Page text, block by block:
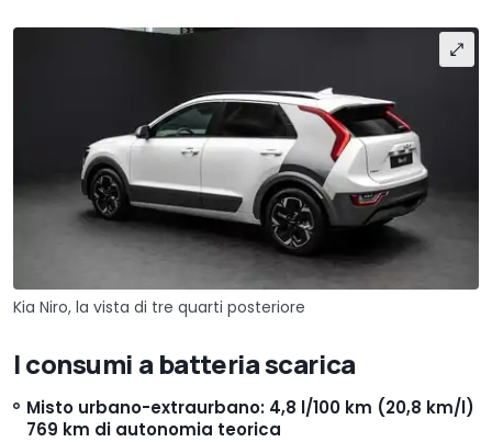
Kia Niro, la vista di tre quarti posteriore
I consumi a batteria scarica
Misto urbano-extraurbano: 4,8 l/100 km (20,8 km/l)
769 km di autonomia teorica